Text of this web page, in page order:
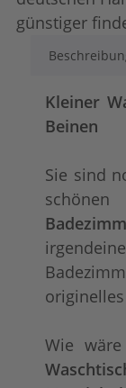
shabby
+ 106,00
tief
+
günstiger
Kleiner
Beinen
Sie sind
Wie